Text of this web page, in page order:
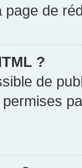
page de
?
de